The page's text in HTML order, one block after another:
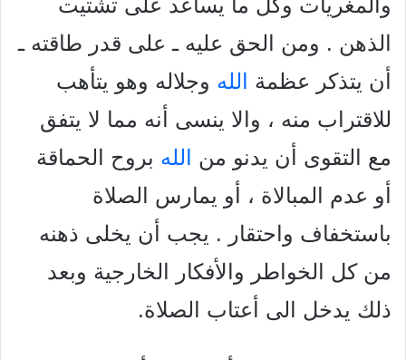
والمغريات وكل ما يساعد على تشتيت
الذهن . ومن الحق عليه ـ على قدر طاقته ـ
أن يتذكر عظمة
الله وجلاله وهو يتأهب
للاقتراب منه ، والا ينسى أنه مما لا يتفق
مع التقوى أن يدنو من
الله بروح الحماقة
أو عدم المبالاة ، أو يمارس الصلاة
باستخفاف واحتقار . يجب أن يخلى ذهنه
من كل الخواطر والأفكار الخارجية وبعد
ذلك يدخل الى أعتاب الصلاة.